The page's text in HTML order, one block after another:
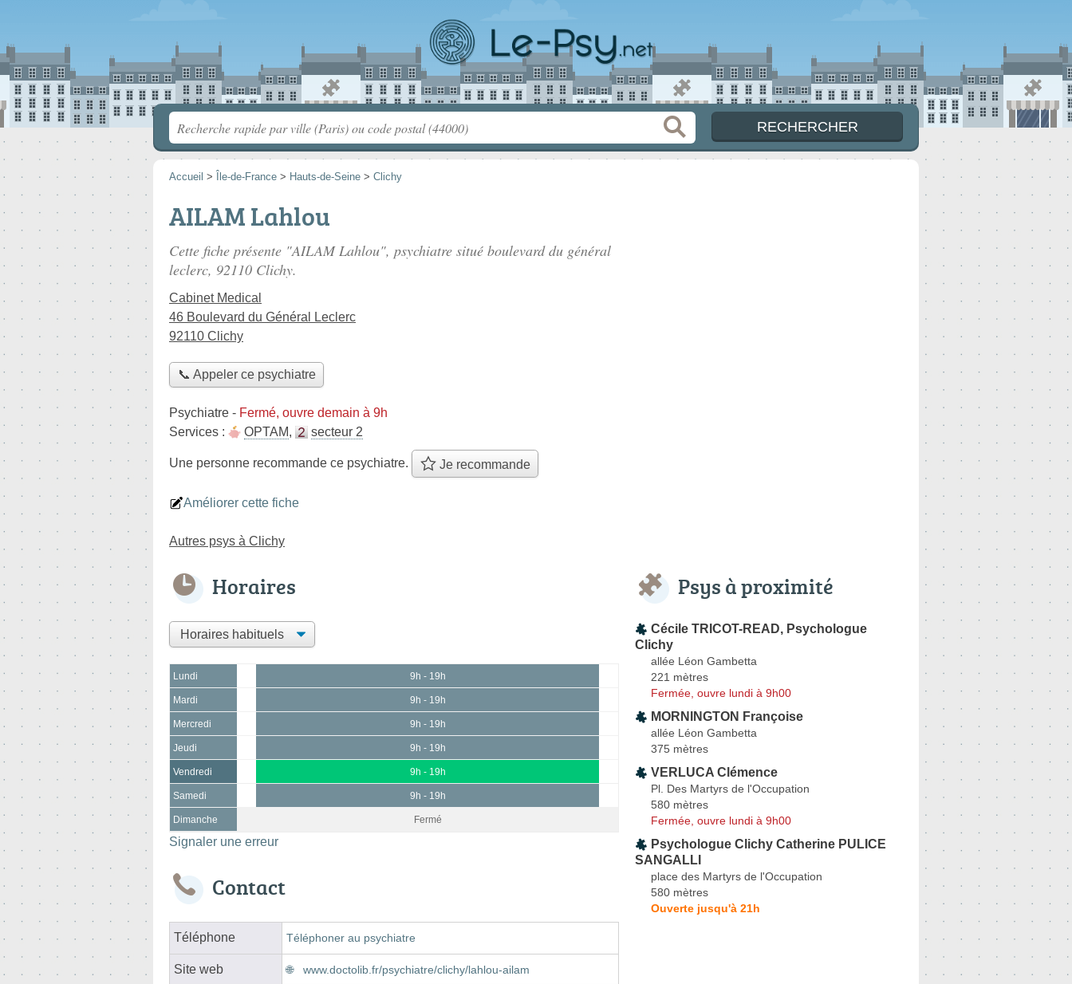
Accueil > Île-de-France > Hauts-de-Seine > Clichy
AILAM Lahlou
Cette fiche présente "AILAM Lahlou", psychiatre situé boulevard du général
leclerc, 92110 Clichy.
Cabinet Medical
46 Boulevard du Général Leclerc
92110 Clichy
📞 Appeler ce psychiatre
Psychiatre - Fermé, ouvre demain à 9h
Services :
OPTAM, secteur 2
Une personne recommande ce psychiatre. Je recommande
Améliorer cette fiche
Autres psys à Clichy
Horaires
Lundi 9h - 19h
Mardi 9h - 19h
Mercredi 9h - 19h
Jeudi 9h - 19h
Vendredi 9h - 19h
Samedi 9h - 19h
Dimanche Fermé
Signaler une erreur
Contact
Téléphone Téléphoner au psychiatre
Site web www.doctolib.fr/psychiatre/clichy/lahlou-ailam
Psys à proximité
Cécile TRICOT-READ, Psychologue
Clichy
allée Léon Gambetta
221 mètres
Fermée, ouvre lundi à 9h00
MORNINGTON Françoise
allée Léon Gambetta
375 mètres
VERLUCA Clémence
Pl. Des Martyrs de l'Occupation
580 mètres
Fermée, ouvre lundi à 9h00
Psychologue Clichy Catherine PULICE
SANGALLI
place des Martyrs de l'Occupation
580 mètres
Ouverte jusqu'à 21h